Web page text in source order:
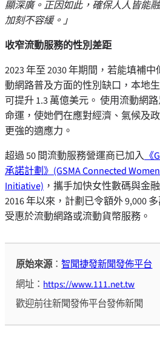
顯深廣。正因如此，確保人人皆能
加刻不容緩。」
收窄流動服務的性別差距
2023 年至 2030 年期間，若能填補
動網路普及方面的性別缺口，本地
可提升 1.3 萬億美元。 使用流動網
命運，使她們在應對經濟、氣候及
更強的適應力。
超過 50 間流動服務營運商已加入 《
承諾計劃》(GSMA Connected
Initiative) ，攜手加快女性數碼與金
2016 年以來，計劃已令額外 9,000
受惠於流動網路或流動貨幣服務。
原始來源：智聞捷發新聞發佈平台
網址： https://www.111.net.tw
歡迎前往新聞發佈平台發佈新聞